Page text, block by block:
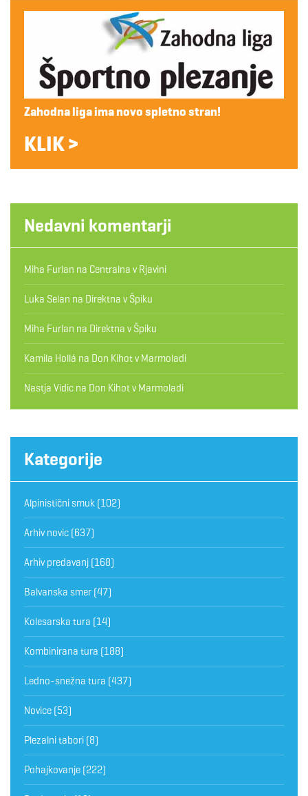
Zahodna liga ima novo spletno stran!
KLIK >
Nedavni komentarji
Miha Furlan na Centralna v Rjavini
Luka Selan na Direktna v Špiku
Miha Furlan na Direktna v Špiku
Kamila Hollá na Don Kihot v Marmoladi
Nastja Vidic na Don Kihot v Marmoladi
Kategorije
Alpinistični smuk (102)
Arhiv novic (637)
Arhiv predavanj (168)
Balvanska smer (47)
Kolesarska tura (14)
Kombinirana tura (188)
Ledno-snežna tura (437)
Novice (53)
Plezalni tabori (8)
Pohajkovanje (222)